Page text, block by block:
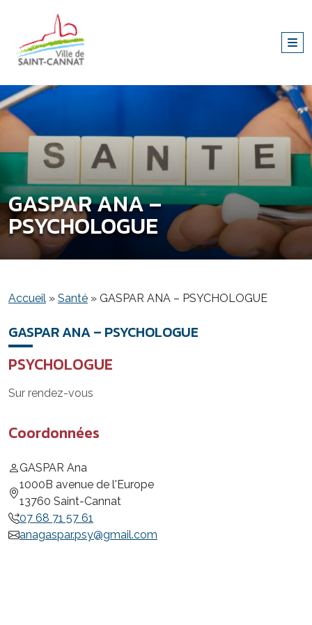
GASPAR ANA –
PSYCHOLOGUE
Accueil » Santé » GASPAR ANA – PSYCHOLOGUE
GASPAR ANA – PSYCHOLOGUE
PSYCHOLOGUE
Sur rendez-vous
Coordonnées
GASPAR Ana
1000B avenue de l'Europe
13760 Saint-Cannat
07 68 71 57 61
anagaspar.psy@gmail.com